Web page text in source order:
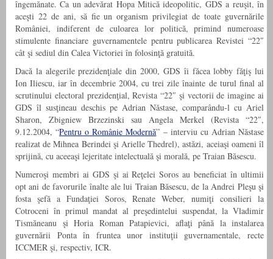
îngemănate. Ca un adevărat Hopa Mitică ideopolitic, GDS a reuşit, în
aceşti 22 de ani, să fie un organism privilegiat de toate guvernările
României, indiferent de culoarea lor politică, primind numeroase
stimulente financiare guvernamentele pentru publicarea Revistei “22″
cât şi sediul din Calea Victoriei în folosinţă gratuită.
Dacă la alegerile prezidenţiale din 2000, GDS îi făcea lobby făţiş lui
Ion Iliescu, iar în decembrie 2004, cu trei zile înainte de turul final al
scrutinului electoral prezidenţial, Revista “22″ şi vectorii de imagine ai
GDS îl susţineau deschis pe Adrian Năstase, comparându-l cu Ariel
Sharon, Zbigniew Brzezinski sau Angela Merkel (Revista “22″,
9.12.2004, “Pentru o Românie Modernă” – interviu cu Adrian Năstase
realizat de Mihnea Berindei şi Arielle Thedrel), astăzi, aceiaşi oameni îl
sprijină, cu aceeaşi lejeritate intelectuală şi morală, pe Traian Băsescu.
Numeroşi membri ai GDS şi ai Reţelei Soros au beneficiat în ultimii
opt ani de favorurile înalte ale lui Traian Băsescu, de la Andrei Pleşu şi
fosta şefă a Fundaţiei Soros, Renate Weber, numiţi consilieri la
Cotroceni în primul mandat al preşedintelui suspendat, la Vladimir
Tismăneanu şi Horia Roman Patapievici, aflaţi până la instalarea
guvernării Ponta în fruntea unor instituţii guvernamentale, recte
ICCMER şi, respectiv, ICR.